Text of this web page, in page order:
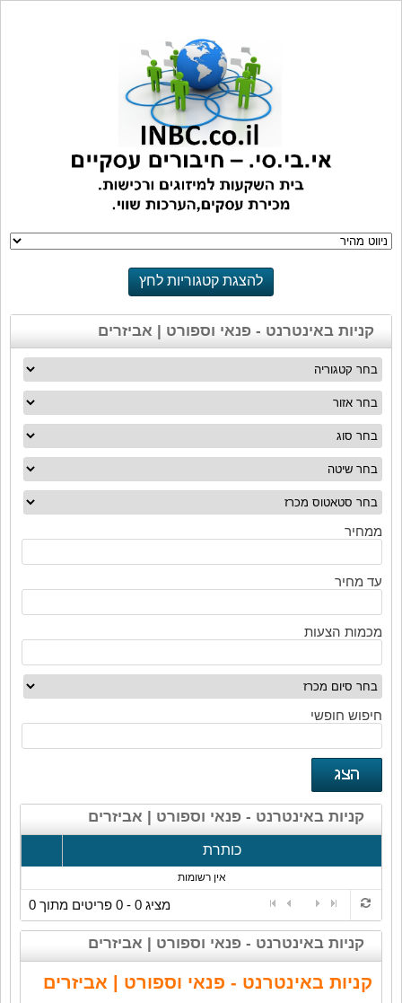
להצגת קטגוריות לחץ
קניות באינטרנט - פנאי וספורט | אביזרים
ממחיר
עד מחיר
מכמות הצעות
חיפוש חופשי
קניות באינטרנט - פנאי וספורט | אביזרים
כותרת
אין רשומות
מציג 0 - 0 פריטים מתוך 0
קניות באינטרנט - פנאי וספורט | אביזרים
קניות באינטרנט - פנאי וספורט | אביזרים